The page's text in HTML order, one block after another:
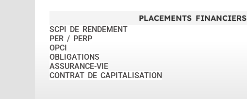
PLACEMENTS FINANCIERS
SCPI DE RENDEMENT
PER / PERP
OPCI
OBLIGATIONS
ASSURANCE-VIE
CONTRAT DE CAPITALISATION